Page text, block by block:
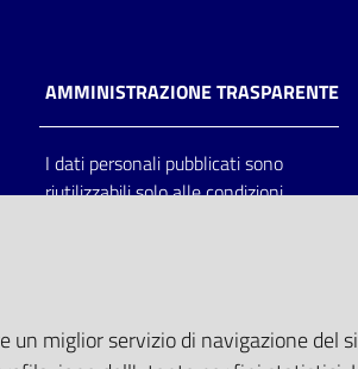
AMMINISTRAZIONE TRASPARENTE
I dati personali pubblicati sono
riutilizzabili solo alle condizioni
miglior servizio di navigazione del